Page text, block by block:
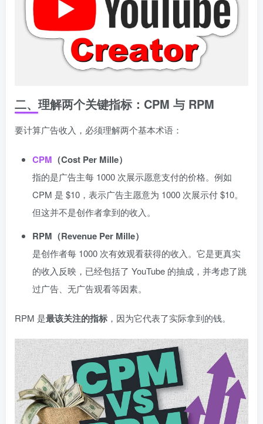
二、理解两个关键指标：CPM 与 RPM
要计算广告收入，必须理解两个基本术语：
CPM （Cost Per Mille）
指的是广告主每 1000 次展示愿意支付的价格。例如
CPM 是 $10，表示广告主愿意为 1000 次展示付 $10。
但这并不是创作者拿到的收入。
RPM（Revenue Per Mille）
是创作者每 1000 次有效观看获得的收入。它是更真实
的收入反映，已经包括了 YouTube 的抽成，并考虑了跳
过广告、无广告观看等因素。
RPM 是最该关注的指标 ，因为它代表了实际拿到的钱。